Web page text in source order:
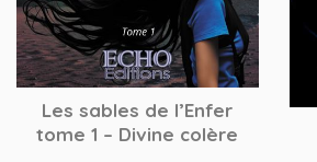
Les sables de l’Enfer
tome 1 – Divine colère